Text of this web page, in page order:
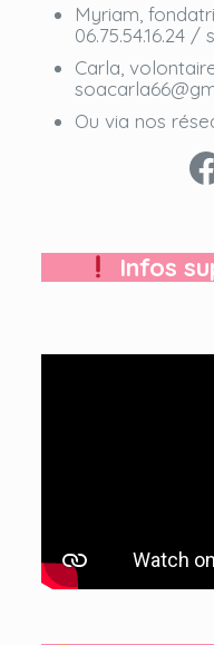
Myriam,
06.75.54.16.24
Carla,
Ou via nos
Infos